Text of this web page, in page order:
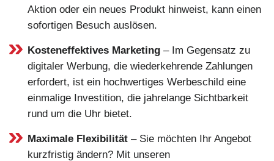
Aktion oder ein neues Produkt hinweist, kann einen
sofortigen Besuch auslösen.
Kosteneffektives Marketing – Im Gegensatz zu
digitaler Werbung, die wiederkehrende Zahlungen
erfordert, ist ein hochwertiges Werbeschild eine
einmalige Investition, die jahrelange Sichtbarkeit
rund um die Uhr bietet.
Maximale Flexibilität – Sie möchten Ihr Angebot
kurzfristig ändern? Mit unseren